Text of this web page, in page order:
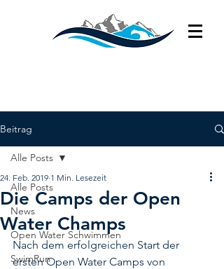
Beitrag
Alle Posts
News
Open Water Schwimmen
SwimRun
Alle Posts
Die Camps der Open
Water Champs
24. Feb. 2019 1 Min. Lesezeit
Nach dem erfolgreichen Start der
ersten Open Water Camps von